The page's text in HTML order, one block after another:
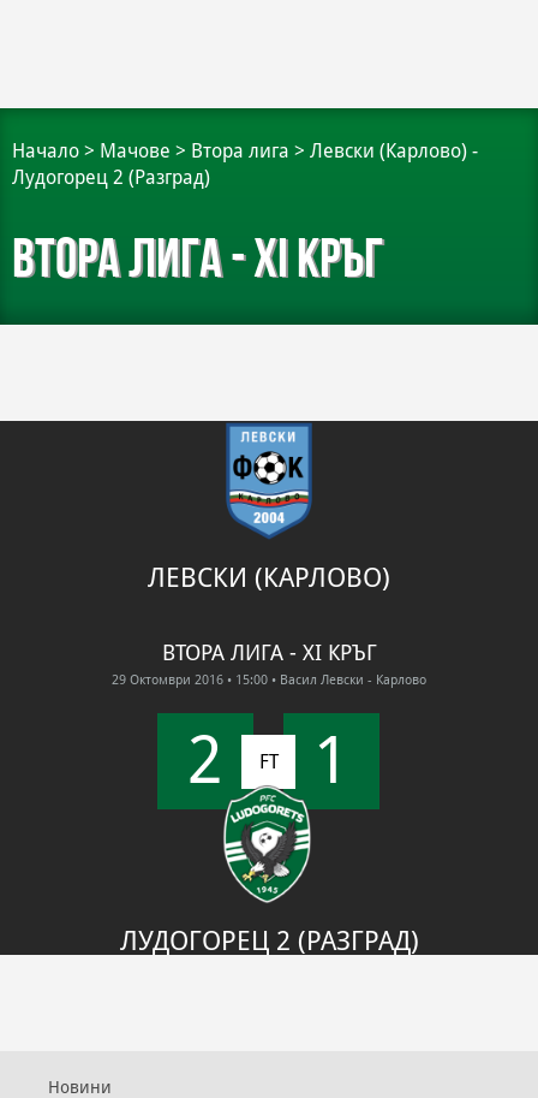
Начало > Мачове > Втора лига > Левски (Карлово) -
Лудогорец 2 (Разград)
Втора лига - XI кръг
ЛЕВСКИ (КАРЛОВО)
ВТОРА ЛИГА - XI КРЪГ
29 Октомври 2016 • 15:00 • Васил Левски - Карлово
2 FT 1
ЛУДОГОРЕЦ 2 (РАЗГРАД)
Новини